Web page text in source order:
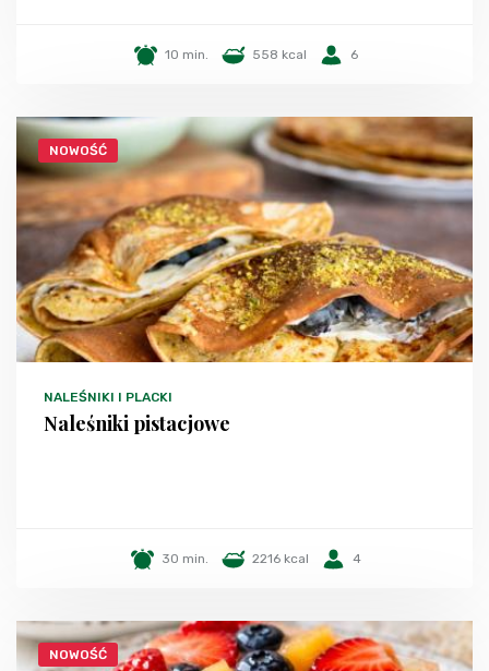
10 min. 558 kcal 6
NOWOŚĆ
NALEŚNIKI I PLACKI
Naleśniki pistacjowe
30 min. 2216 kcal 4
NOWOŚĆ